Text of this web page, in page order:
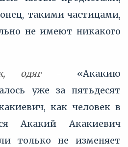
такими частицами,
не имеют никакого
одяг- «Акакию
уже за пятьдесят
как человек в
Акакий Акакиевич
только не изменяет